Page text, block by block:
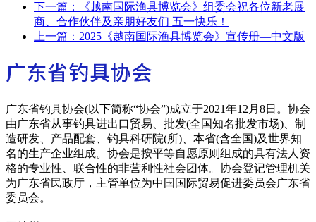
下一篇：
《越南国际渔具博览会》组委会祝各位新老展
商、合作伙伴及亲朋好友们 五一快乐！
上一篇： 2025《越南国际渔具博览会》宣传册—中文版
广东省钓具协会(以下简称“协会”)成立于2021年12月8日。协会
由广东省从事钓具进出口贸易、批发(全国知名批发市场)、制
造研发、产品配套、钓具科研院(所)、本省(含全国)及世界知
名的生产企业组成。协会是按平等自愿原则组成的具有法人资
格的专业性、联合性的非营利性社会团体。协会登记管理机关
为广东省民政厅，主管单位为中国国际贸易促进委员会广东省
委员会。